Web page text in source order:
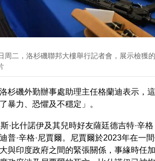
周二，洛杉磯聯邦大樓舉行記者會，展示檢獲
杉磯外勤辦事處助理主任格蘭迪表示，
暴力、恐懼及不穩定」。
·比什諾伊及其兒時好友薩廷德吉特·辛
普·辛格·尼賈爾。尼賈爾於2023年在一
與印度政府之間的緊張關係，事緣時任